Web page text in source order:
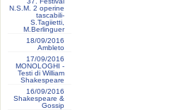
N.S.M. 2 operine
tascabili-
S.Tagiietti,
M.Berlinguer
18/09/2016
Ambleto
17/09/2016
MONOLOGHI -
Testi di William
Shakespeare
16/09/2016
Shakespeare &
Gossip